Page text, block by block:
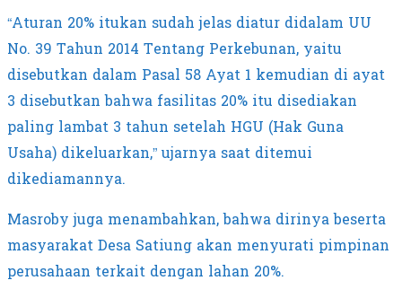
“Aturan 20% itukan sudah jelas diatur didalam UU
No. 39 Tahun 2014 Tentang Perkebunan, yaitu
disebutkan dalam Pasal 58 Ayat 1 kemudian di ayat
3 disebutkan bahwa fasilitas 20% itu disediakan
paling lambat 3 tahun setelah HGU (Hak Guna
Usaha) dikeluarkan,” ujarnya saat ditemui
dikediamannya.
Masroby juga menambahkan, bahwa dirinya beserta
masyarakat Desa Satiung akan menyurati pimpinan
perusahaan terkait dengan lahan 20%.